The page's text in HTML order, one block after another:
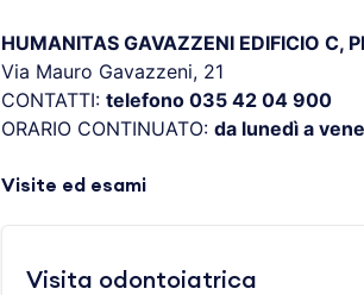
HUMANITAS GAVAZZENI EDIFICIO C,
Via Mauro Gavazzeni, 21
CONTATTI: telefono 035 42 04 900
ORARIO CONTINUATO: da lunedì a
Visite ed esami
Visita odontoiatrica